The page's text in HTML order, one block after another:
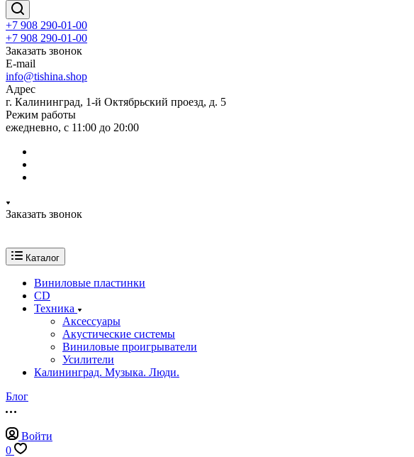
+7 908 290-01-00
+7 908 290-01-00
Заказать звонок
E-mail
info@tishina.shop
Адрес
г. Калининград, 1-й Октябрьский проезд, д. 5
Режим работы
ежедневно, с 11:00 до 20:00
Заказать звонок
Каталог
Виниловые пластинки
CD
Техника
Аксессуары
Акустические системы
Виниловые проигрыватели
Усилители
Калининград. Музыка. Люди.
Блог
Войти
0